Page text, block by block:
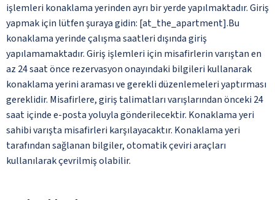
işlemleri konaklama yerinden ayrı bir yerde yapılmaktadır. Giriş
yapmak için lütfen şuraya gidin: [at_the_apartment].Bu
konaklama yerinde çalışma saatleri dışında giriş
yapılamamaktadır. Giriş işlemleri için misafirlerin varıştan en
az 24 saat önce rezervasyon onayındaki bilgileri kullanarak
konaklama yerini araması ve gerekli düzenlemeleri yaptırması
gereklidir. Misafirlere, giriş talimatları varışlarından önceki 24
saat içinde e-posta yoluyla gönderilecektir. Konaklama yeri
sahibi varışta misafirleri karşılayacaktır. Konaklama yeri
tarafından sağlanan bilgiler, otomatik çeviri araçları
kullanılarak çevrilmiş olabilir.